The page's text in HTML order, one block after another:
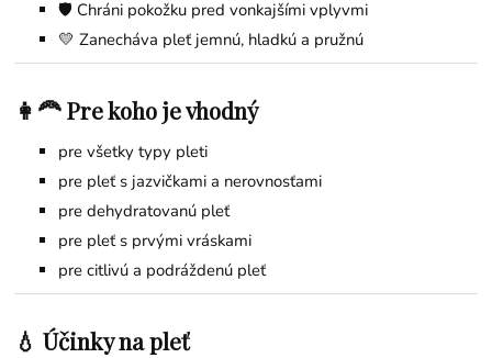
🛡️ Chráni pokožku pred vonkajšími vplyvmi
💛 Zanecháva pleť jemnú, hladkú a pružnú
👩‍🦰 Pre koho je vhodný
pre všetky typy pleti
pre pleť s jazvičkami a nerovnosťami
pre dehydratovanú pleť
pre pleť s prvými vráskami
pre citlivú a podráždenú pleť
💧 Účinky na pleť